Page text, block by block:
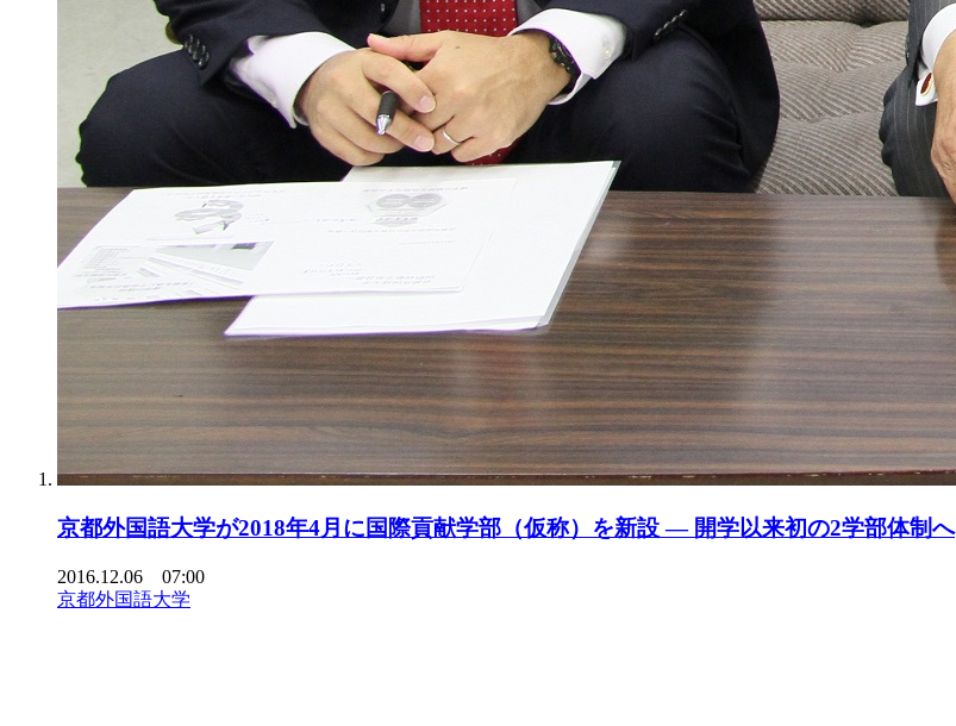
京都外国語大学が2018年4月に国際貢献学部（仮称）を新設 — 開学以来初の2学部体制へ
2016.12.06 07:00
京都外国語大学